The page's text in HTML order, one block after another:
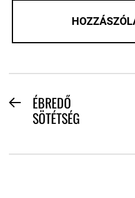
BEJEGYZÉS
NAVIGÁCIÓ
PreviousÉBREDŐ
SÖTÉTSÉG